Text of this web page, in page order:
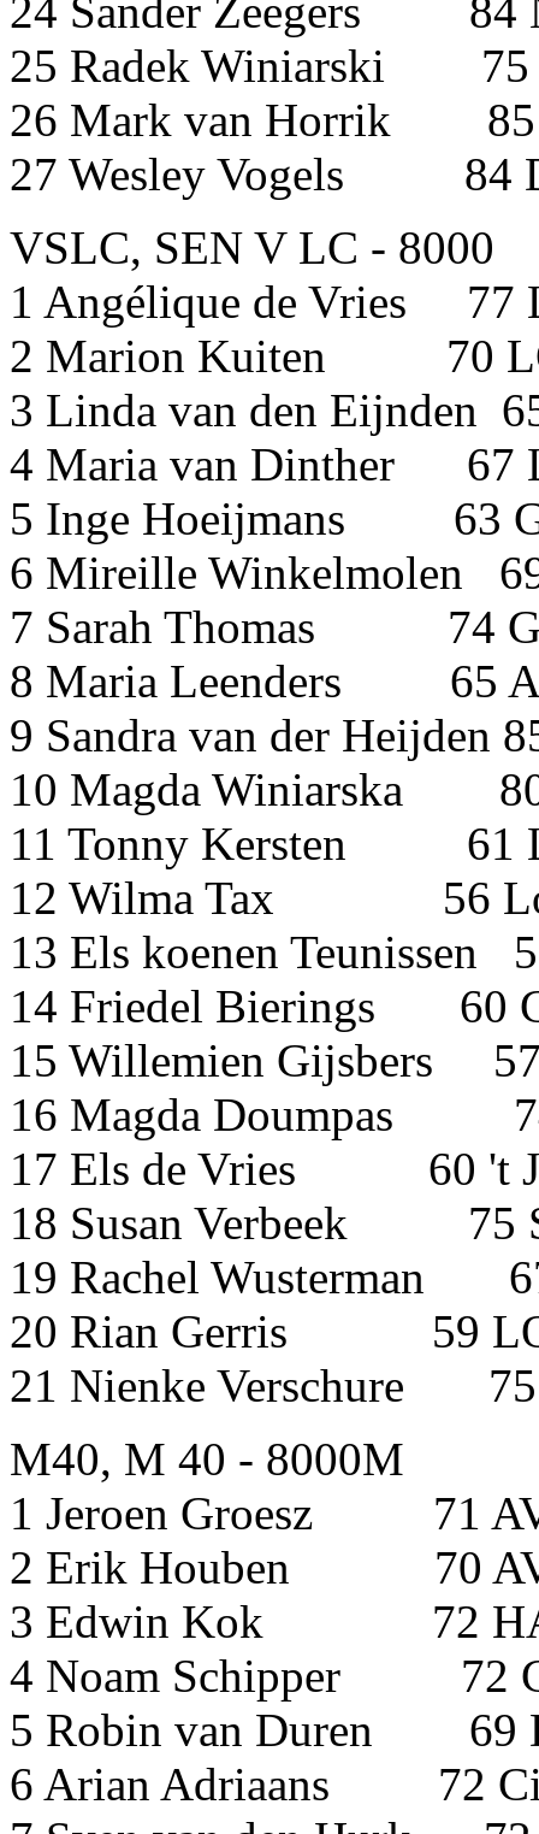
24 Sander Zeegers
25 Radek
26 Mark van
27 Wesley Vogels
VSLC, SEN V LC - 8000
1 Angélique de
2 Marion Kuiten
3 Linda van den Eijnden
4 Maria van Dinther 67
5 Inge Hoeijmans 63
6 Mireille Winkelmolen
7 Sarah Thomas 74
8 Maria Leenders
9 Sandra van der
10 Magda
11 Tonny Kersten 61
12 Wilma Tax 56
13 Els koenen
14 Friedel Bierings 60
15 Willemien Gijsbers
16 Magda
17 Els de Vries 60 't
18 Susan Verbeek
19 Rachel Wusterman
20 Rian Gerris
21 Nienke
M40, M 40 - 8000M
1 Jeroen Groesz
2 Erik Houben 70
3 Edwin Kok
4 Noam Schipper 72
5 Robin van Duren
6 Arian Adriaans